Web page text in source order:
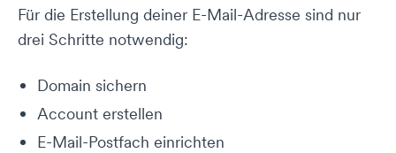
Für die Erstellung deiner E-Mail-Adresse sind nur
drei Schritte notwendig:
Domain sichern
Account erstellen
E-Mail-Postfach einrichten